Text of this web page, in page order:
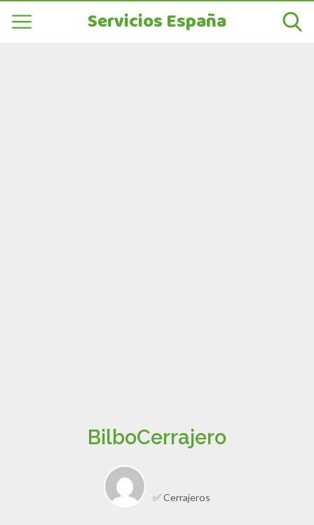
Servicios España
BilboCerrajero
✅ Cerrajeros